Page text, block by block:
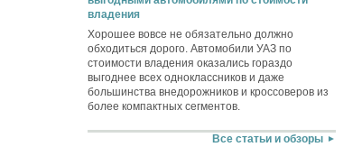
владения
Хорошее вовсе не обязательно должно
обходиться дорого. Автомобили УАЗ по
стоимости владения оказались гораздо
выгоднее всех одноклассников и даже
большинства внедорожников и кроссоверов из
более компактных сегментов.
Все статьи и обзоры